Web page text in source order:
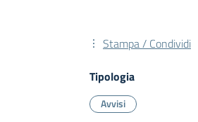
Stampa / Condividi
Tipologia
Avvisi